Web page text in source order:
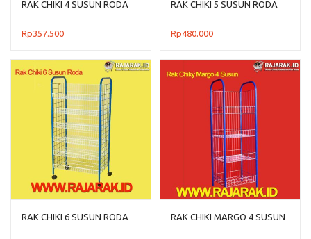
RAK CHIKI 4 SUSUN RODA
Rp357.500
RAK CHIKI 5 SUSUN RODA
Rp480.000
RAK CHIKI 6 SUSUN RODA RAK CHIKI MARGO 4 SUSUN